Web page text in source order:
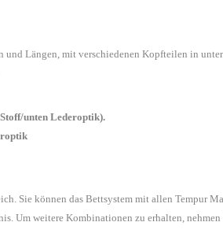
Längen, mit verschiedenen Kopfteilen in
unten Lederoptik).
Sie können das Bettsystem mit allen Tempur
Um weitere Kombinationen zu erhalten,